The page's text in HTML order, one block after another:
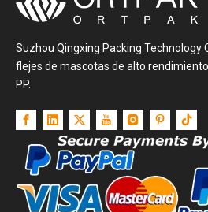
Suzhou Qingxing Packing Technology
flejes de mascotas de alto
PP.